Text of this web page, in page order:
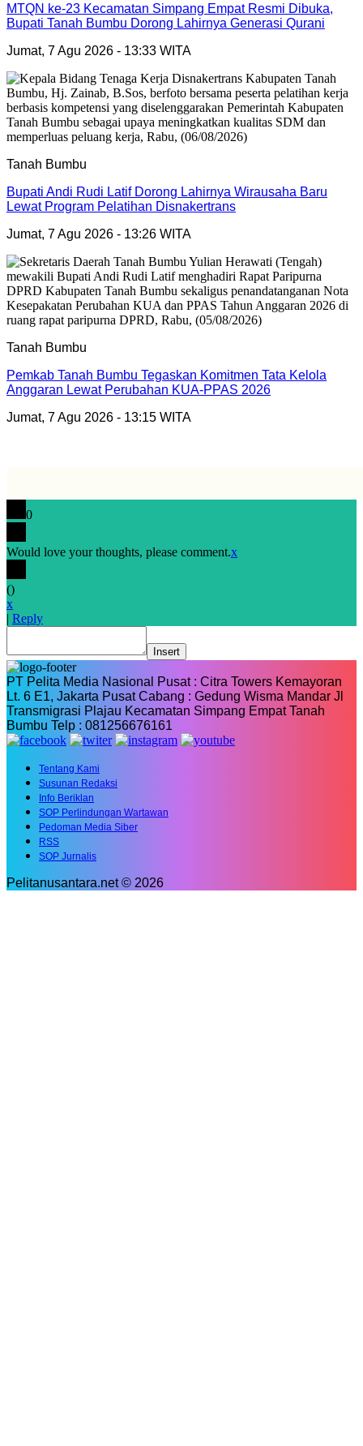
MTQN ke-23 Kecamatan Simpang Empat Resmi Dibuka,
Bupati Tanah Bumbu Dorong Lahirnya Generasi Qurani
Jumat, 7 Agu 2026 - 13:33 WITA
Tanah Bumbu
Bupati Andi Rudi Latif Dorong Lahirnya Wirausaha Baru
Lewat Program Pelatihan Disnakertrans
Jumat, 7 Agu 2026 - 13:26 WITA
Tanah Bumbu
Pemkab Tanah Bumbu Tegaskan Komitmen Tata Kelola
Anggaran Lewat Perubahan KUA-PPAS 2026
Jumat, 7 Agu 2026 - 13:15 WITA
0
Would love your thoughts, please comment.x
()
x
| Reply
Insert
PT Pelita Media Nasional Pusat : Citra Towers Kemayoran
Lt. 6 E1, Jakarta Pusat Cabang : Gedung Wisma Mandar Jl
Transmigrasi Plajau Kecamatan Simpang Empat Tanah
Bumbu Telp : 081256676161
Tentang Kami
Susunan Redaksi
Info Beriklan
SOP Perlindungan Wartawan
Pedoman Media Siber
RSS
SOP Jurnalis
Pelitanusantara.net © 2026